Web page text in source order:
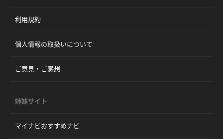
利用規約
個人情報の取扱いについて
ご意見・ご感想
姉妹サイト
マイナビおすすめナビ